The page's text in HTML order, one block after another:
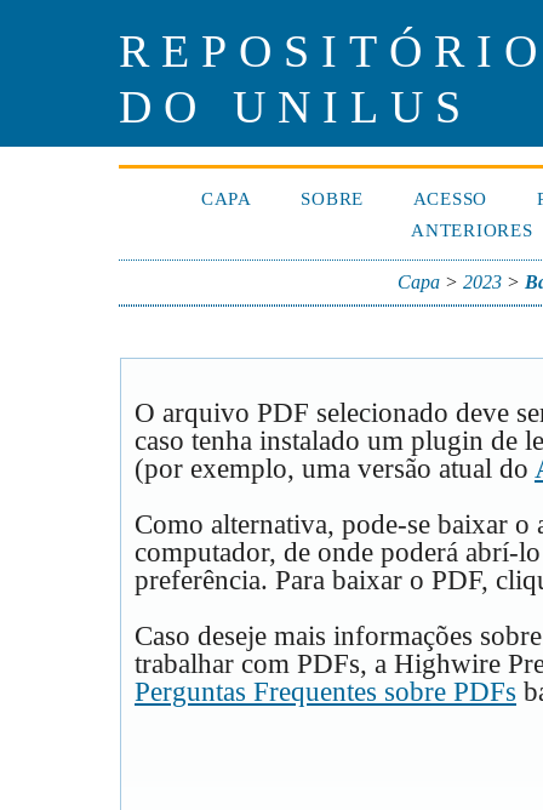
DO UNILUS
CAPA SOBRE ACESSO
ANTERIORES
Capa >2023 >
O arquivo PDF selecionado deve
caso tenha instalado um plugin de
(por exemplo, uma versão atual do
Como alternativa, pode-se baixar
computador, de onde poderá abrí-
preferência. Para baixar o PDF,
Caso deseje mais informações
trabalhar com PDFs, a Highwire
Perguntas Frequentes sobre PDFs